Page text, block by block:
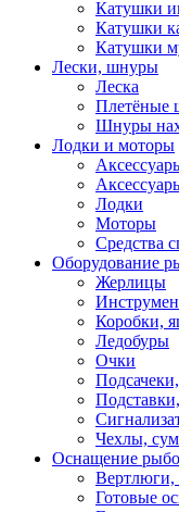
Катушки
Катушки
Катушки
Лески, шнуры
Леска
Плетёные
Шнуры
Лодки и моторы
Лодки
Моторы
Средства
Оборудование
Жерлицы
Коробки,
Ледобуры
Очки
Чехлы,
Оснащение
Вертлюги,
Готовые